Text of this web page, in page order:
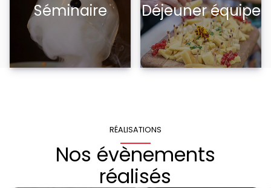
Séminaire Déjeuner équipe
RÉALISATIONS
Nos évènements
réalisés